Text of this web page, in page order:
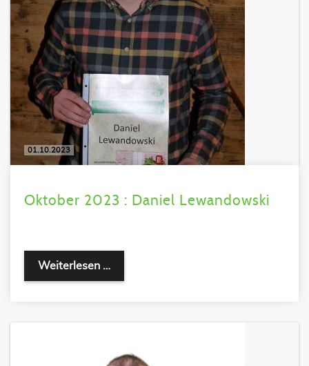
01.10.2023
Oktober 2023 : Daniel Lewandowski
Weiterlesen …